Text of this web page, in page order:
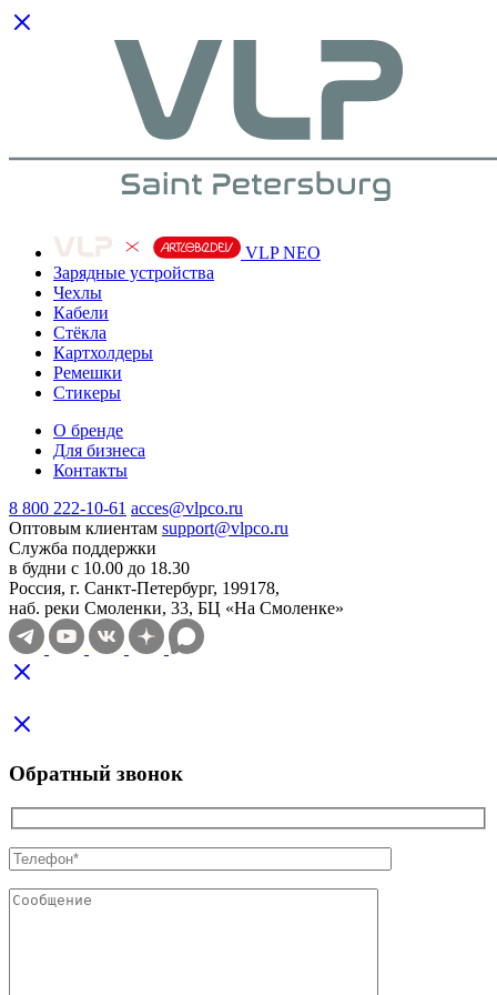
VLP NEO
Зарядные устройства
Чехлы
Кабели
Cтёкла
Картхолдеры
Ремешки
Стикеры
О бренде
Для бизнеса
Контакты
8 800 222-10-61 acces@vlpco.ru
Оптовым клиентам support@vlpco.ru
Служба поддержки
в будни с 10.00 до 18.30
Россия, г. Санкт-Петербург, 199178,
наб. реки Смоленки, 33, БЦ «На Смоленке»
Обратный звонок